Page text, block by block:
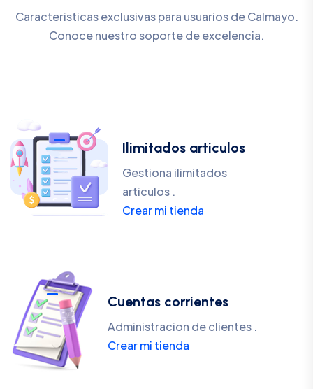
Caracteristicas exclusivas para usuarios de Calmayo.
Conoce nuestro soporte de excelencia.
Ilimitados articulos
Gestiona ilimitados
articulos .
Crear mi tienda
Cuentas corrientes
Administracion de clientes .
Crear mi tienda